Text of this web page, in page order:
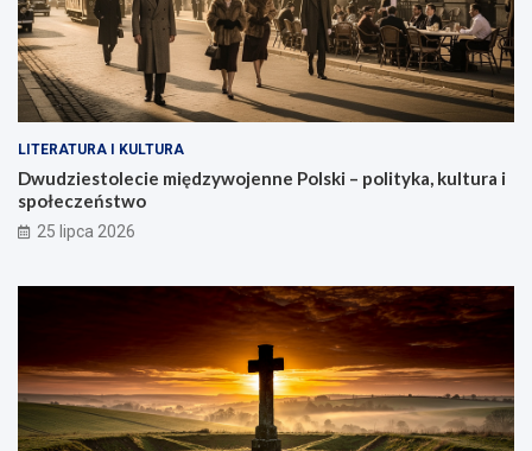
LITERATURA I KULTURA
Dwudziestolecie międzywojenne Polski – polityka, kultura i
społeczeństwo
25 lipca 2026